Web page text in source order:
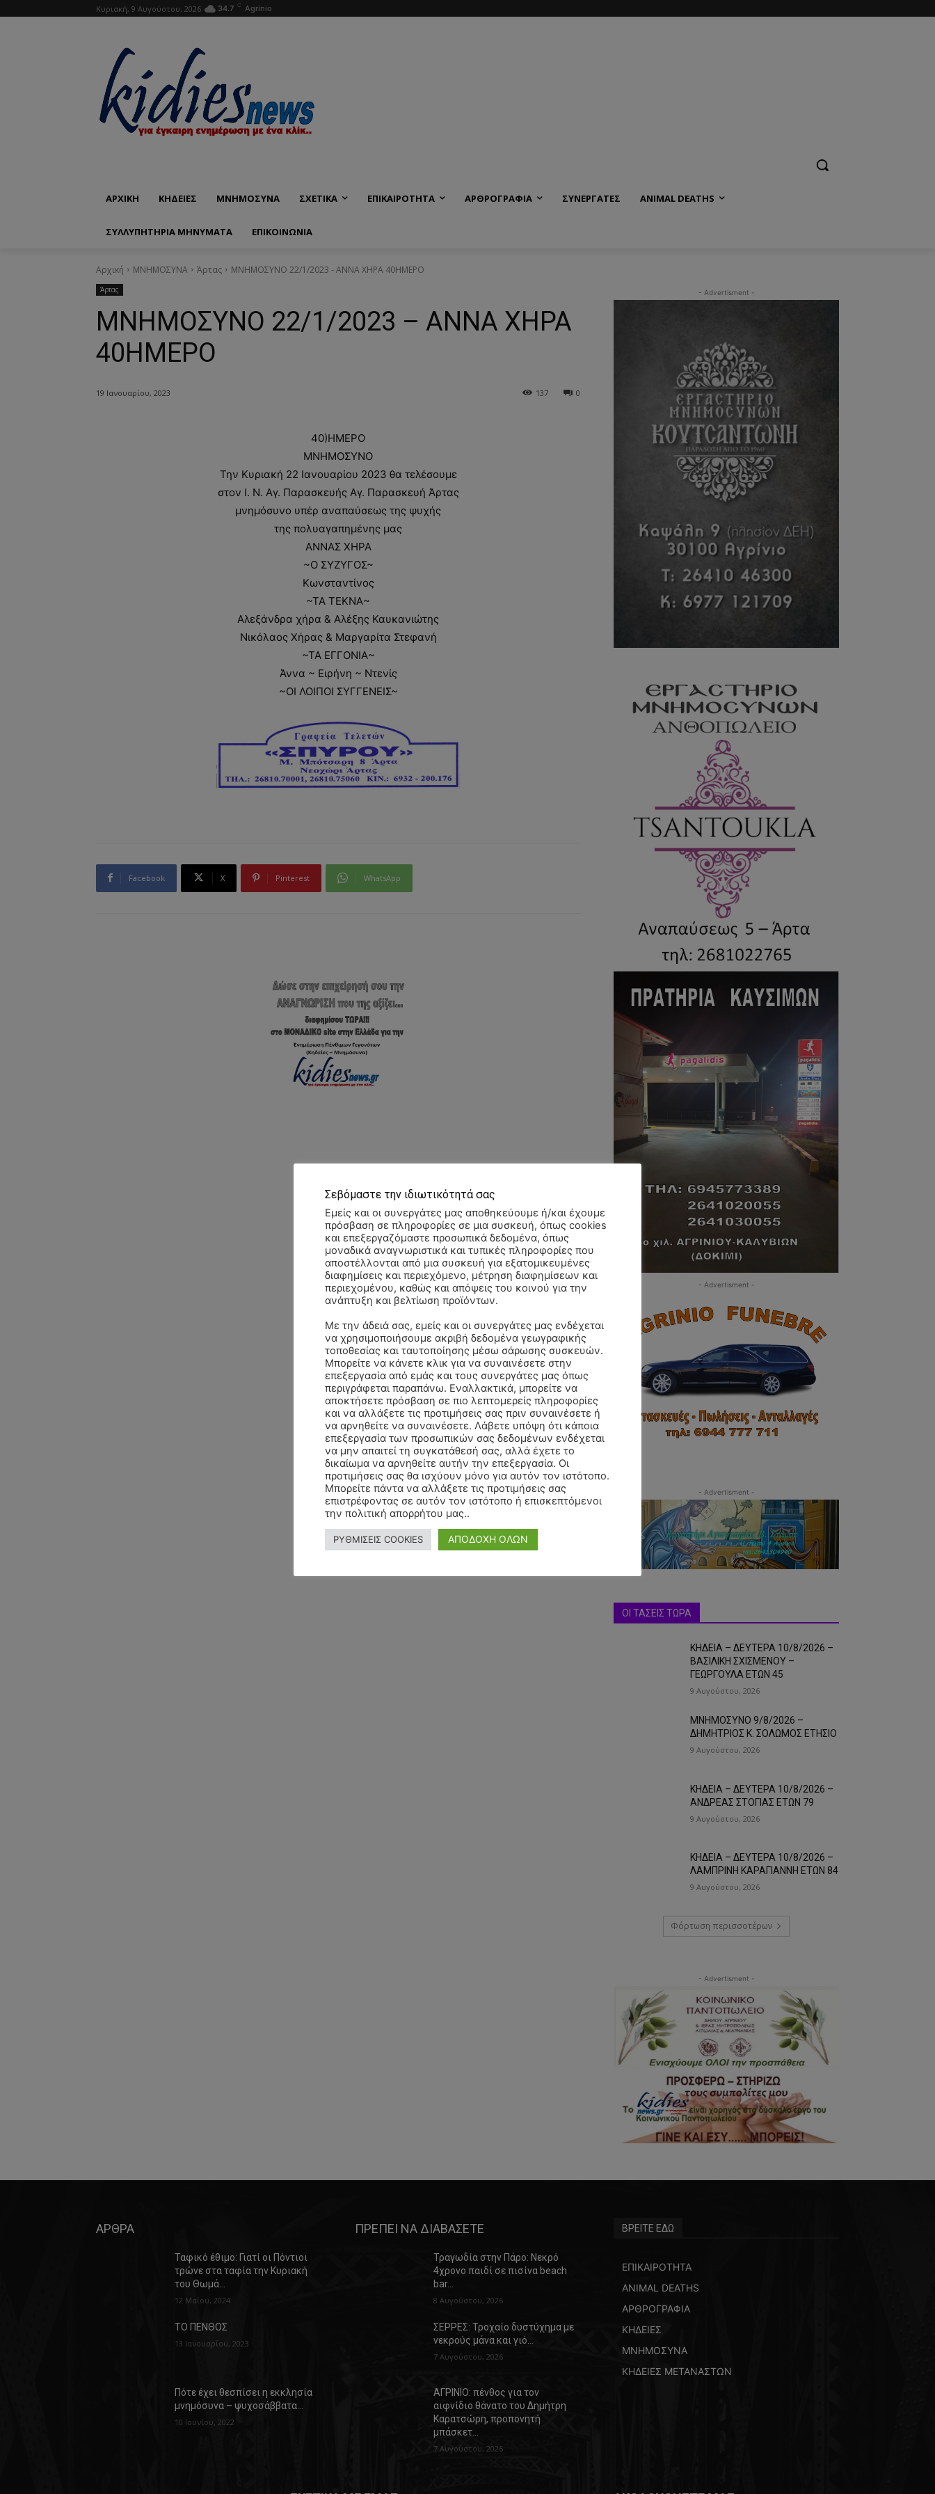
Κυριακή, 9 Αυγούστου, 2026 34.7 C Agrinio
ΑΡΧΙΚΗ ΚΗΔΕΙΕΣ ΜΝΗΜΟΣΥΝΑ ΣΧΕΤΙΚΑ ΕΠΙΚΑΙΡΟΤΗΤΑ ΑΡΘΡΟΓΡΑΦΙΑ ΣΥΝΕΡΓΑΤΕΣ ANIMAL DEATHS
ΣΥΛΛΥΠΗΤΗΡΙΑ ΜΗΝΥΜΑΤΑ ΕΠΙΚΟΙΝΩΝΊΑ
Αρχική ΜΝΗΜΟΣΥΝΑ Άρτας ΜΝΗΜΟΣΥΝΟ 22/1/2023 - ΑΝΝΑ ΧΗΡΑ 40ΗΜΕΡΟ
Άρτας
ΜΝΗΜΟΣΥΝΟ 22/1/2023 – ΑΝΝΑ ΧΗΡΑ
40ΗΜΕΡΟ
19 Ιανουαρίου, 2023 0
137
40)ΗΜΕΡΟ
ΜΝΗΜΟΣΥΝΟ
Την Κυριακή 22 Ιανουαρίου 2023 θα τελέσουμε
στον Ι. Ν. Αγ. Παρασκευής Αγ. Παρασκευή Άρτας
μνημόσυνο υπέρ αναπαύσεως της ψυχής
της πολυαγαπημένης μας
ΑΝΝΑΣ ΧΗΡΑ
~Ο ΣΥΖΥΓΟΣ~
Κωνσταντίνος
~ΤΑ ΤΕΚΝΑ~
Αλεξάνδρα χήρα & Αλέξης Καυκανιώτης
Νικόλαος Χήρας & Μαργαρίτα Στεφανή
~ΤΑ ΕΓΓΟΝΙΑ~
Άννα ~ Ειρήνη ~ Ντενίς
~ΟΙ ΛΟΙΠΟΙ ΣΥΓΓΕΝΕΙΣ~
Facebook X Pinterest WhatsApp
- Advertisment -
- Advertisment -
- Advertisment -
ΟΙ ΤΑΣΕΙΣ ΤΩΡΑ
ΚΗΔΕΙΑ – ΔΕΥΤΕΡΑ 10/8/2026 –
ΒΑΣΙΛΙΚΗ ΣΧΙΣΜΕΝΟΥ –
ΓΕΩΡΓΟΥΛΑ ΕΤΩΝ 45
9 Αυγούστου, 2026
ΜΝΗΜΟΣΥΝΟ 9/8/2026 –
ΔΗΜΗΤΡΙΟΣ Κ. ΣΟΛΩΜΟΣ ΕΤΗΣΙΟ
9 Αυγούστου, 2026
ΚΗΔΕΙΑ – ΔΕΥΤΕΡΑ 10/8/2026 –
ΑΝΔΡΕΑΣ ΣΤΟΓΙΑΣ ΕΤΩΝ 79
9 Αυγούστου, 2026
ΚΗΔΕΙΑ – ΔΕΥΤΕΡΑ 10/8/2026 –
ΛΑΜΠΡΙΝΗ ΚΑΡΑΓΙΑΝΝΗ ΕΤΩΝ 84
9 Αυγούστου, 2026
Φόρτωση περισσοτέρων
- Advertisment -
ΑΡΘΡΑ
Ταφικό έθιμο: Γιατί οι Πόντιοι
τρώνε στα ταφία την Κυριακή
του Θωμά…
12 Μαΐου, 2024
ΤΟ ΠΕΝΘΟΣ
13 Ιανουαρίου, 2023
Πότε έχει θεσπίσει η εκκλησία
μνημόσυνα – ψυχοσάββατα…
10 Ιουνίου, 2022
ΠΡΕΠΕΙ ΝΑ ΔΙΑΒΑΣΕΤΕ
Τραγωδία στην Πάρο: Νεκρό
4χρονο παιδί σε πισίνα beach
bar…
8 Αυγούστου, 2026
ΣΕΡΡΕΣ: Τροχαίο δυστύχημα με
νεκρούς μάνα και γιό…
7 Αυγούστου, 2026
ΑΓΡΙΝΙΟ: πένθος για τον
αιφνίδιο θάνατο του Δημήτρη
Καρατσώρη, προπονητή
μπάσκετ…
7 Αυγούστου, 2026
ΒΡΕΙΤΕ ΕΔΩ
ΕΠΙΚΑΙΡΟΤΗΤΑ
ANIMAL DEATHS
ΑΡΘΡΟΓΡΑΦΙΑ
ΚΗΔΕΙΕΣ
ΜΝΗΜΟΣΥΝΑ
ΚΗΔΕΙΕΣ ΜΕΤΑΝΑΣΤΩΝ
Σεβόμαστε την ιδιωτικότητά σας
Εμείς και οι συνεργάτες μας αποθηκεύουμε ή/και έχουμε
πρόσβαση σε πληροφορίες σε μια συσκευή, όπως cookies
και επεξεργαζόμαστε προσωπικά δεδομένα, όπως
μοναδικά αναγνωριστικά και τυπικές πληροφορίες που
αποστέλλονται από μια συσκευή για εξατομικευμένες
διαφημίσεις και περιεχόμενο, μέτρηση διαφημίσεων και
περιεχομένου, καθώς και απόψεις του κοινού για την
ανάπτυξη και βελτίωση προϊόντων.
Με την άδειά σας, εμείς και οι συνεργάτες μας ενδέχεται
να χρησιμοποιήσουμε ακριβή δεδομένα γεωγραφικής
τοποθεσίας και ταυτοποίησης μέσω σάρωσης συσκευών.
Μπορείτε να κάνετε κλικ για να συναινέσετε στην
επεξεργασία από εμάς και τους συνεργάτες μας όπως
περιγράφεται παραπάνω. Εναλλακτικά, μπορείτε να
αποκτήσετε πρόσβαση σε πιο λεπτομερείς πληροφορίες
και να αλλάξετε τις προτιμήσεις σας πριν συναινέσετε ή
να αρνηθείτε να συναινέσετε. Λάβετε υπόψη ότι κάποια
επεξεργασία των προσωπικών σας δεδομένων ενδέχεται
να μην απαιτεί τη συγκατάθεσή σας, αλλά έχετε το
δικαίωμα να αρνηθείτε αυτήν την επεξεργασία. Οι
προτιμήσεις σας θα ισχύουν μόνο για αυτόν τον ιστότοπο.
Μπορείτε πάντα να αλλάξετε τις προτιμήσεις σας
επιστρέφοντας σε αυτόν τον ιστότοπο ή επισκεπτόμενοι
την πολιτική απορρήτου μας..
ΡΥΘΜΙΣΕΙΣ COOKIES ΑΠΟΔΟΧΗ ΟΛΩΝ